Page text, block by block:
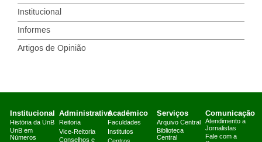
Institucional
Informes
Artigos de Opinião
Institucional
História da UnB
UnB em
Números
Administrativo
Reitoria
Vice-Reitoria
Conselhos e
Acadêmico
Faculdades
Institutos
Serviços
Arquivo Central
Biblioteca
Central
Comunicação
Atendimento a
Jornalistas
Fale com a